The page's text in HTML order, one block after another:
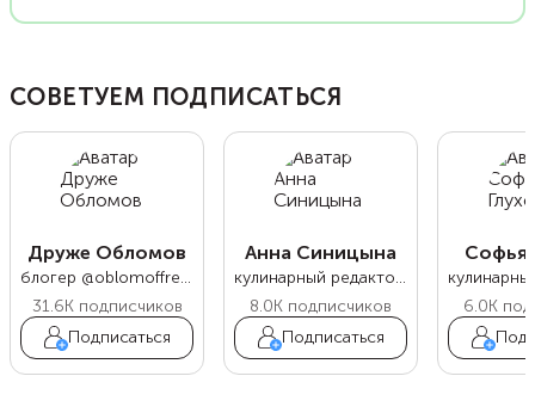
СОВЕТУЕМ ПОДПИСАТЬСЯ
Друже Обломов
блогер @oblomoffrecipe
31.6Kподписчиков
Подписаться
Анна Синицына
кулинарный редактор Food.ru
8.0K подписчиков
Подписаться
Софья
6.0K